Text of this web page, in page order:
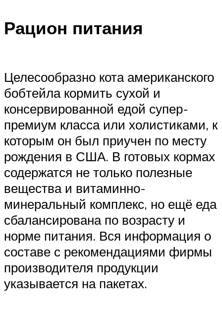
Рацион питания
Целесообразно кота американского
бобтейла кормить сухой и
консервированной едой супер-
премиум класса или холистиками, к
которым он был приучен по месту
рождения в США. В готовых кормах
содержатся не только полезные
вещества и витаминно-
минеральный комплекс, но ещё еда
сбалансирована по возрасту и
норме питания. Вся информация о
составе с рекомендациями фирмы
производителя продукции
указывается на пакетах.